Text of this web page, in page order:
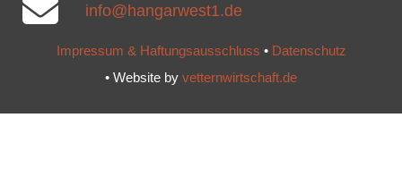
info@hangarwest1.de
Impressum & Haftungsausschluss • Datenschutz
• Website by vetternwirtschaft.de